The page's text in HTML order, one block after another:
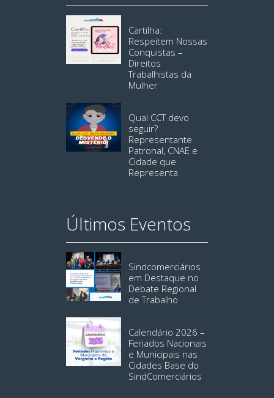
Cartilha:
Respeitem Nossas
Conquistas –
Direitos
Trabalhistas da
Mulher
Qual CCT devo
seguir?
Representante
Patronal, CNAE e
Cidade que
Representa
Últimos Eventos
Sindcomerciários
em Destaque no
Debate Regional
de Trabalho
Calendário 2026 –
Feriados Nacionais
e Municipais nas
Cidades Base do
SindComerciários